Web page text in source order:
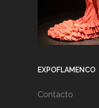
EXPOFLAMENCO
Contacto